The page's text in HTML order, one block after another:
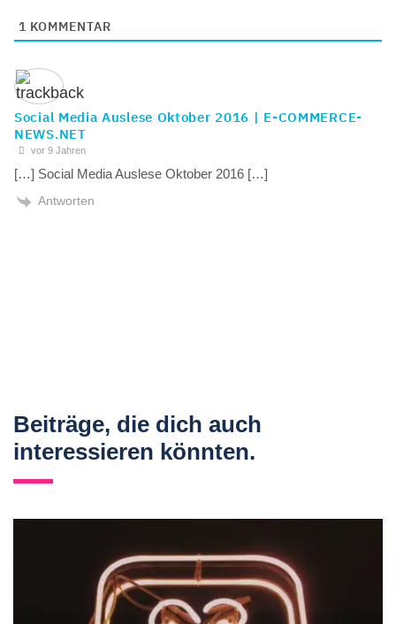
1 KOMMENTAR
Social Media Auslese Oktober 2016 | E-COMMERCE-
NEWS.NET
vor 9 Jahren
[…] Social Media Auslese Oktober 2016 […]
Antworten
Beiträge, die dich auch
interessieren könnten.